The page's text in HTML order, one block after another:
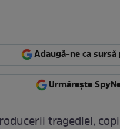
Adaugă-ne ca
Urmărește
tragediei,